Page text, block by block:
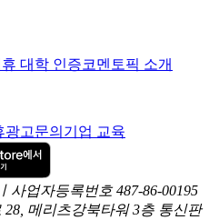
대학 인증코멘토픽 소개
광고문의 기업 교육
업자등록번호 487-86-00195
메리츠강북타워 3층 통신판